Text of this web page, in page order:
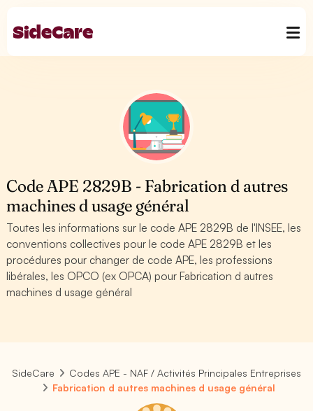
Code APE 2829B - Fabrication d autres
machines d usage général
Toutes les informations sur le code APE 2829B de l'INSEE, les
conventions collectives pour le code APE 2829B et les
procédures pour changer de code APE, les professions
libérales, les OPCO (ex OPCA) pour Fabrication d autres
machines d usage général
SideCare
Codes APE - NAF / Activités Principales Entreprises
Fabrication d autres machines d usage général